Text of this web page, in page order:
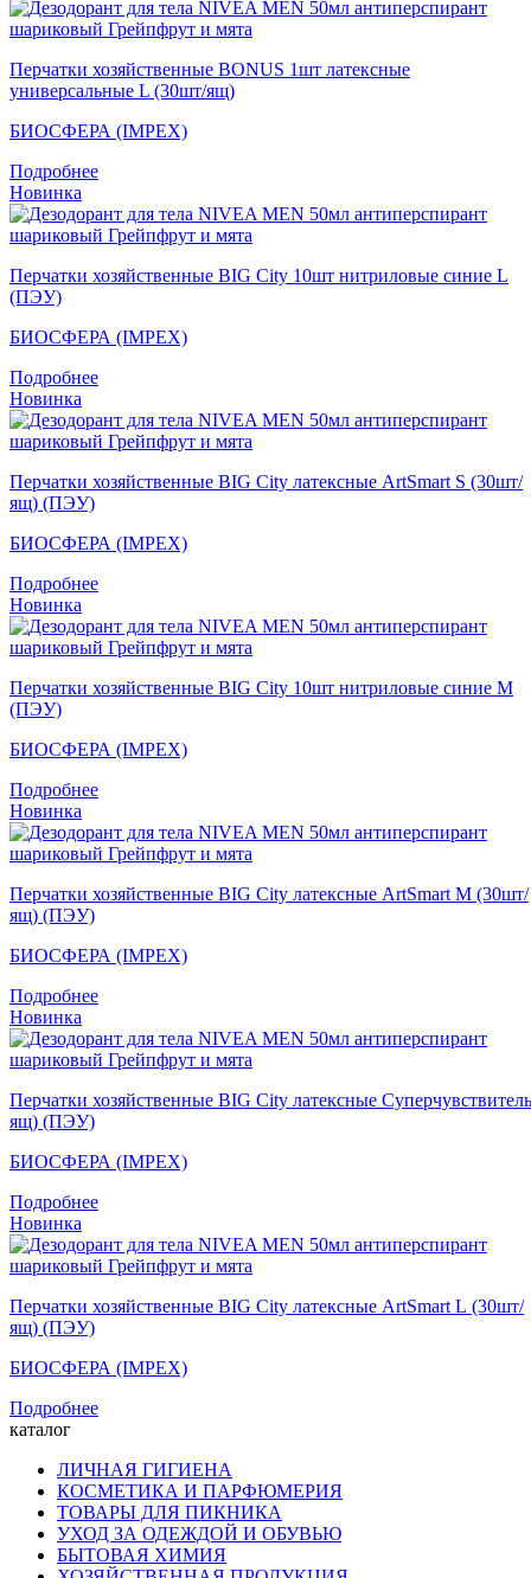
Перчатки хозяйственные BONUS 1шт латексные
универсальные L (30шт/ящ)
БИОСФЕРА (IMPEX)
Подробнее
Новинка
Перчатки хозяйственные BIG City 10шт нитриловые синие L
(ПЭУ)
БИОСФЕРА (IMPEX)
Подробнее
Новинка
Перчатки хозяйственные BIG City латексные ArtSmart S (30шт/
ящ) (ПЭУ)
БИОСФЕРА (IMPEX)
Подробнее
Новинка
Перчатки хозяйственные BIG City 10шт нитриловые синие M
(ПЭУ)
БИОСФЕРА (IMPEX)
Подробнее
Новинка
Перчатки хозяйственные BIG City латексные ArtSmart M (30шт/
ящ) (ПЭУ)
БИОСФЕРА (IMPEX)
Подробнее
Новинка
Перчатки хозяйственные BIG City латексные
ящ) (ПЭУ)
БИОСФЕРА (IMPEX)
Подробнее
Новинка
Перчатки хозяйственные BIG City латексные ArtSmart L (30шт/
ящ) (ПЭУ)
БИОСФЕРА (IMPEX)
Подробнее
каталог
ЛИЧНАЯ ГИГИЕНА
КОСМЕТИКА И ПАРФЮМЕРИЯ
ТОВАРЫ ДЛЯ ПИКНИКА
УХОД ЗА ОДЕЖДОЙ И ОБУВЬЮ
БЫТОВАЯ ХИМИЯ